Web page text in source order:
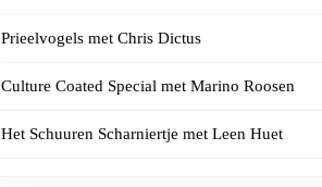
Prieelvogels met Chris Dictus
Culture Coated Special met Marino Roosen
Het Schuuren Scharniertje met Leen Huet